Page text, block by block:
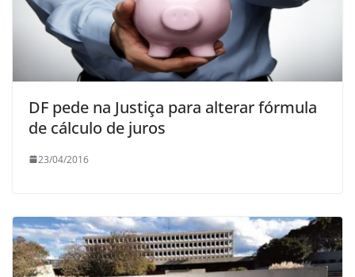
DF pede na Justiça para alterar fórmula
de cálculo de juros
23/04/2016